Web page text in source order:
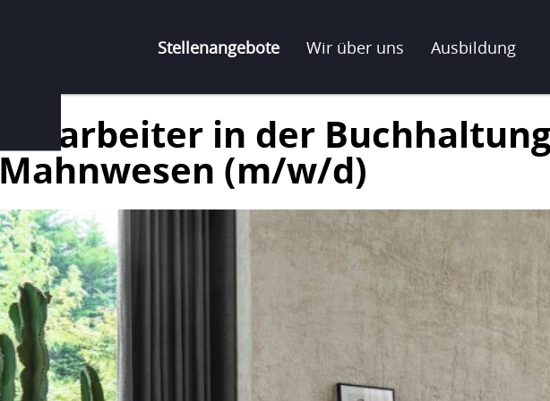
Stellenangebote Wir über uns Ausbildung
Mitarbeiter in der
Mahnwesen (m/w/d)